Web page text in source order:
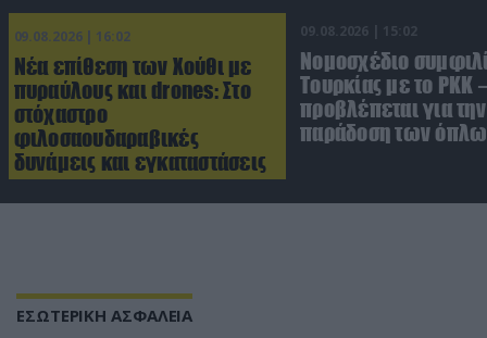
09.08.2026 | 16:02
Νέα επίθεση των Χούθι με
πυραύλους και drones: Στο
στόχαστρο
φιλοσαουδαραβικές
δυνάμεις και εγκαταστάσεις
09.08.2026 | 15:02
Νομοσχέδιο
Τουρκίας με το ΡΚΚ
προβλέπεται για την
παράδοση των
ΕΣΩΤΕΡΙΚΗ ΑΣΦΑΛΕΙΑ